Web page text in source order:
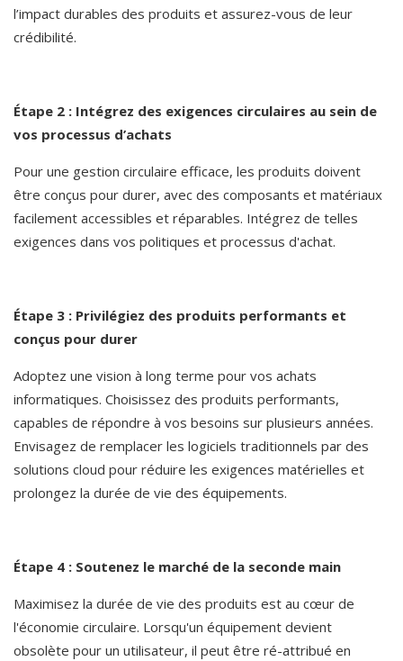
l’impact durables des produits et assurez-vous de leur
crédibilité.
Étape 2 : Intégrez des exigences circulaires au sein de
vos processus d’achats
Pour une gestion circulaire efficace, les produits doivent
être conçus pour durer, avec des composants et matériaux
facilement accessibles et réparables. Intégrez de telles
exigences dans vos politiques et processus d'achat.
Étape 3 : Privilégiez des produits performants et
conçus pour durer
Adoptez une vision à long terme pour vos achats
informatiques. Choisissez des produits performants,
capables de répondre à vos besoins sur plusieurs années.
Envisagez de remplacer les logiciels traditionnels par des
solutions cloud pour réduire les exigences matérielles et
prolongez la durée de vie des équipements.
Étape 4 : Soutenez le marché de la seconde main
Maximisez la durée de vie des produits est au cœur de
l'économie circulaire. Lorsqu'un équipement devient
obsolète pour un utilisateur, il peut être ré-attribué en